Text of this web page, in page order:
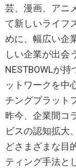
芸、漫画、アニ
て新しいライフ
めに、幅広い企
しい企業が出会
NESTBOWLが
ットワークを中
チングプラット
昨今、企業間コ
ビスの認知拡大
どさまざまな目
ティング手法と